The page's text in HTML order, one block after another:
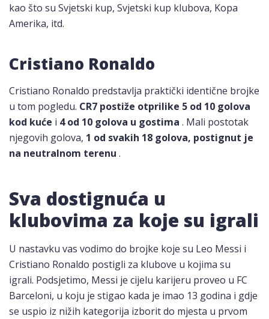
kao što su Svjetski kup, Svjetski kup klubova, Kopa
Amerika, itd.
Cristiano Ronaldo
Cristiano Ronaldo predstavlja praktički identične brojke
u tom pogledu. CR7 postiže otprilike 5 od 10 golova
kod kuće i 4 od 10 golova u gostima . Mali postotak
njegovih golova, 1 od svakih 18 golova, postignut je
na neutralnom terenu .
Sva dostignuća u
klubovima za koje su igrali
U nastavku vas vodimo do brojke koje su Leo Messi i
Cristiano Ronaldo postigli za klubove u kojima su
igrali. Podsjetimo, Messi je cijelu karijeru proveo u FC
Barceloni, u koju je stigao kada je imao 13 godina i gdje
se uspio iz nižih kategorija izborit do mjesta u prvom